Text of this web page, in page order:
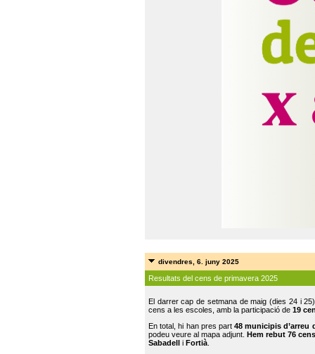
divendres, 6. juny 2025
Resultats del cens de primavera 2025
El darrer cap de setmana de maig (dies 24 i
cens a les escoles, amb la participació de 19
En total, hi han pres part48 municipis d’arreu
podeu veure al mapa adjunt. Hem rebut 76
Sabadell
i Fortià.